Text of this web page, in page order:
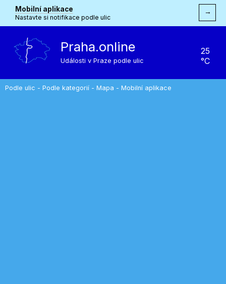
Mobilní aplikace
Nastavte si notifikace podle ulic
→
Praha.online
Události v Praze podle ulic
25
°C
Podle ulic - Podle kategorií - Mapa - Mobilní aplikace